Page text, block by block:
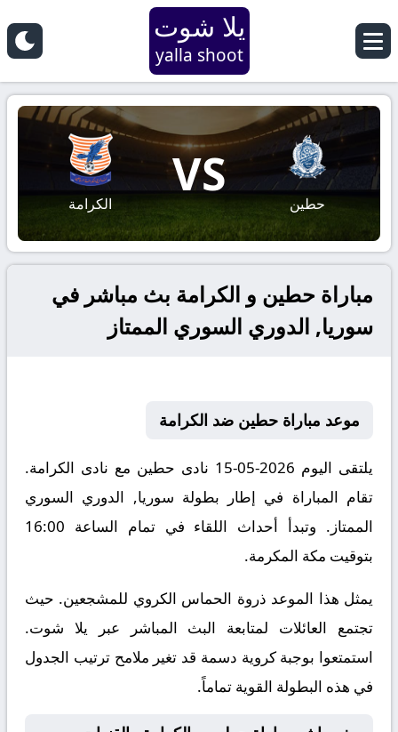
يلا شوت
yalla shoot
حطين
VS
الكرامة
مباراة حطين و الكرامة بث مباشر في
سوريا, الدوري السوري الممتاز
موعد مباراة حطين ضد الكرامة
يلتقى اليوم 2026-05-15 نادى حطين مع نادى الكرامة.
تقام المباراة في إطار بطولة سوريا, الدوري السوري
الممتاز. وتبدأ أحداث اللقاء في تمام الساعة 16:00
بتوقيت مكة المكرمة.
يمثل هذا الموعد ذروة الحماس الكروي للمشجعين. حيث
تجتمع العائلات لمتابعة البث المباشر عبر يلا شوت.
استمتعوا بوجبة كروية دسمة قد تغير ملامح ترتيب الجدول
في هذه البطولة القوية تماماً.